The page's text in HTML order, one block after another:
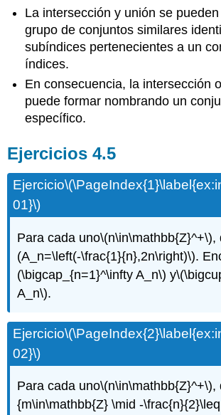
La intersección y unión se
grupo de conjuntos similares
subíndices pertenecientes a un
índices.
En consecuencia, la intersección
puede formar nombrando un
específico.
Ejercicios 4.5
Ejercicio
01}\)
Para cada uno\(n\in\mathbb{Z}^+\),
(A_n=\left(-\frac{1}{n},2n\right)\).
(\bigcap_{n=1}^\infty A_n\) y
A_n\).
Ejercicio
02}\)
Para cada uno\(n\in\mathbb{Z}^+\),
{m\in\mathbb{Z} \mid -